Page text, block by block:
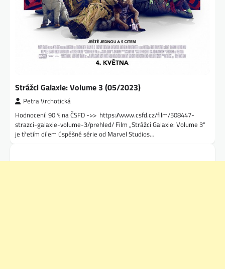
Strážci Galaxie: Volume 3 (05/2023)
Petra Vrchotická
Hodnocení: 90 % na ČSFD ->> https://www.csfd.cz/film/508447-
strazci-galaxie-volume-3/prehled/ Film „Strážci Galaxie: Volume 3“
je třetím dílem úspěšné série od Marvel Studios…